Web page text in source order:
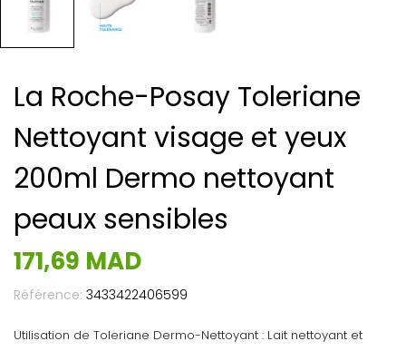
La Roche-Posay Toleriane
Nettoyant visage et yeux
200ml Dermo nettoyant
peaux sensibles
171,69 MAD
Référence: 3433422406599
Utilisation de Toleriane Dermo-Nettoyant : Lait nettoyant et